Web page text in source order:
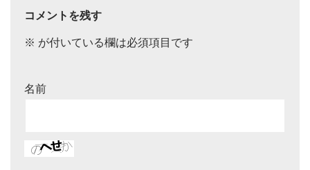
コメントを残す
※ が付いている欄は必須項目です
名前